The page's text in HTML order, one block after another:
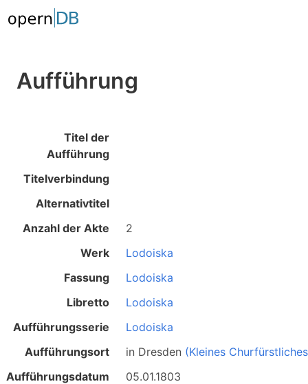
Aufführung
Titel der
Aufführung
Titelverbindung
Alternativtitel
Anzahl der Akte
2
Werk
Lodoiska
Fassung
Lodoiska
Libretto
Lodoiska
Aufführungsserie
Lodoiska
Aufführungsort
in Dresden (Kleines
Aufführungsdatum
05.01.1803